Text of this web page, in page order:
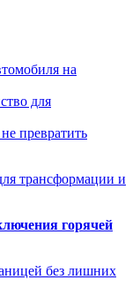
на
для
превратить
трансформации и
горячей
без лишних